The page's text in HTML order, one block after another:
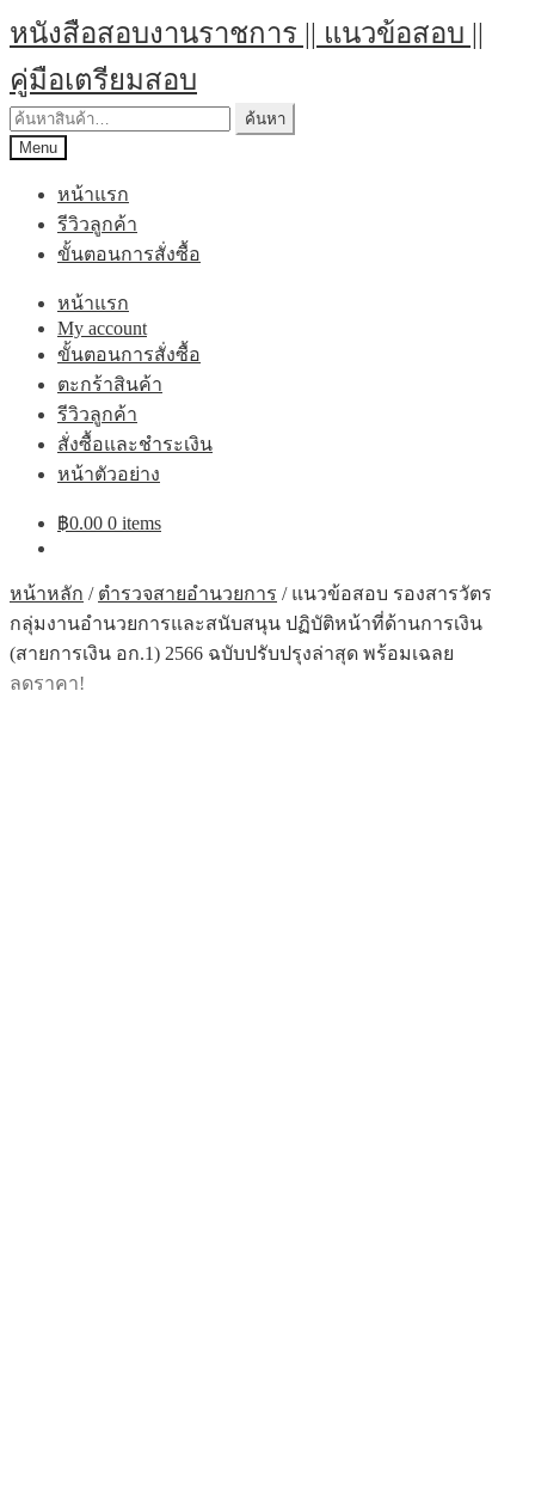
Skip
to
navigation
Skip
to
content
หนังสือสอบงานราชการ || แนวข้อสอบ ||
คู่มือเตรียมสอบ
ค้นหา:
ค้นหา
Menu
หน้าแรก
รีวิวลูกค้า
ขั้นตอนการสั่งซื้อ
หน้าแรก
My account
ขั้นตอนการสั่งซื้อ
ตะกร้าสินค้า
รีวิวลูกค้า
สั่งซื้อและชำระเงิน
หน้าตัวอย่าง
฿0.00 0 items
หน้าหลัก / ตำรวจสายอำนวยการ / แนวข้อสอบ รองสารวัตร
กลุ่มงานอำนวยการและสนับสนุน ปฏิบัติหน้าที่ด้านการเงิน
(สายการเงิน อก.1) 2566 ฉบับปรับปรุงล่าสุด พร้อมเฉลย
ลดราคา!